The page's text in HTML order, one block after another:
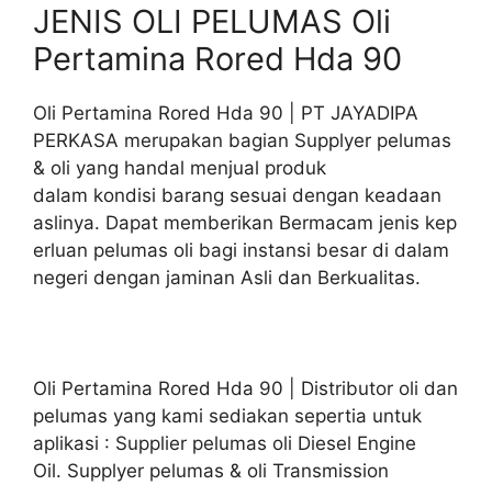
JENIS OLI PELUMAS Oli
Pertamina Rored Hda 90
Oli Pertamina Rored Hda 90 | PT JAYADIPA
PERKASA merupakan bagian Supplyer pelumas
& oli yang handal menjual produk
dalam kondisi barang sesuai dengan keadaan
aslinya. Dapat memberikan Bermacam jenis kep
erluan pelumas oli bagi instansi besar di dalam
negeri dengan jaminan Asli dan Berkualitas.
Oli Pertamina Rored Hda 90 | Distributor oli dan
pelumas yang kami sediakan sepertia untuk
aplikasi : Supplier pelumas oli Diesel Engine
Oil. Supplyer pelumas & oli Transmission